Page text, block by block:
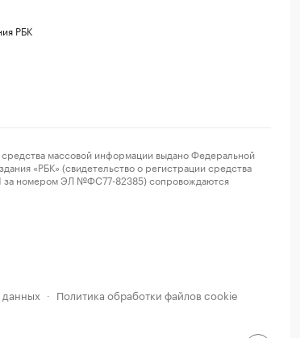
РБК
массовой информации выдано Федеральной
«РБК» (свидетельство о регистрации средства
за номером ЭЛ №ФС77-82385) сопровождаются
· Политика обработки файлов cookie